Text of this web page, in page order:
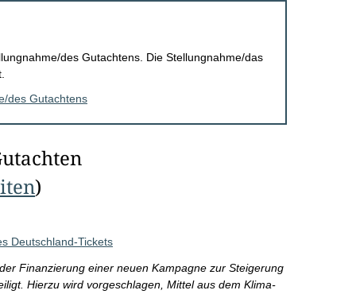
des Gutachtens. Die Stellungnahme/das
des Gutachtens
)
Deutschland-Tickets
Finanzierung einer neuen Kampagne zur Steigerung
Hierzu wird vorgeschlagen, Mittel aus dem Klima-